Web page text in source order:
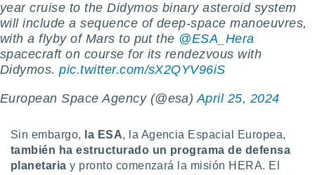
traten tus
en
interés
a lo que
Para
u
momento
en
en
year cruise to the Didymos binary asteroid system
will include a sequence of deep-space manoeuvres,
with a flyby of Mars to put the @ESA_Hera
spacecraft on course for its rendezvous with
Didymos.pic.twitter.com/sX2QYV96iS
European Space Agency (@esa)April 25, 2024
Sin embargo, la ESA, la Agencia Espacial Europea,
también ha estructurado un programa de defensa
planetariay pronto comenzará la misión HERA. El